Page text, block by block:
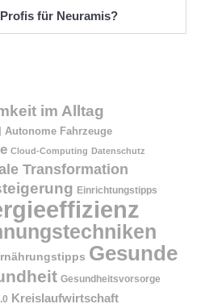
für Neuramis?
im Alltag
Autonome Fahrzeuge
Cloud-Computing Datenschutz
Transformation
Einrichtungstipps
Gesunde
Gesundheitsvorsorge
Kreislaufwirtschaft